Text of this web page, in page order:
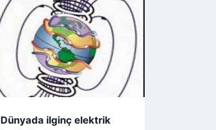
Dünyada ilginç elektrik